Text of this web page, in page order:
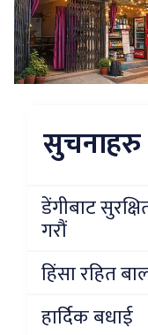
सुचनाहरु
डेंगीबाट
गरौं
हिंसा रहित
हार्दिक बधाई